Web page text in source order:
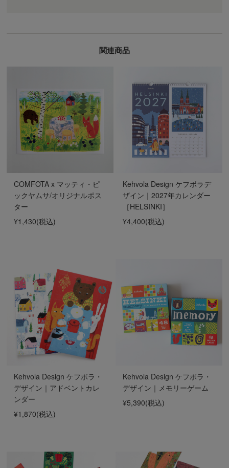
関連商品
COMFOTA x マッティ・ピ
ックヤムサ/オリジナルポス
ター
¥1,430(税込)
Kehvola Design ケフボラデ
ザイン｜2027年カレンダー
［HELSINKI］
¥4,400(税込)
Kehvola Design ケフボラ・
デザイン｜アドベントカレ
ンダー
¥1,870(税込)
Kehvola Design ケフボラ・
デザイン｜メモリーゲーム
¥5,390(税込)